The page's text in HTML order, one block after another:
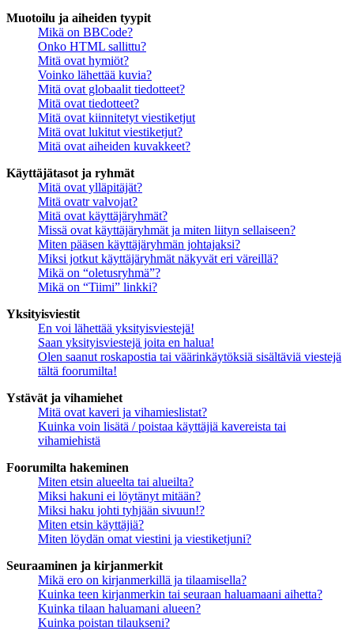
Muotoilu ja aiheiden tyypit
Mikä on BBCode?
Onko HTML sallittu?
Mitä ovat hymiöt?
Voinko lähettää kuvia?
Mitä ovat globaalit tiedotteet?
Mitä ovat tiedotteet?
Mitä ovat kiinnitetyt viestiketjut
Mitä ovat lukitut viestiketjut?
Mitä ovat aiheiden kuvakkeet?
Käyttäjätasot ja ryhmät
Mitä ovat ylläpitäjät?
Mitä ovatr valvojat?
Mitä ovat käyttäjäryhmät?
Missä ovat käyttäjäryhmät ja miten liityn sellaiseen?
Miten pääsen käyttäjäryhmän johtajaksi?
Miksi jotkut käyttäjäryhmät näkyvät eri väreillä?
Mikä on “oletusryhmä”?
Mikä on “Tiimi” linkki?
Yksityisviestit
En voi lähettää yksityisviestejä!
Saan yksityisviestejä joita en halua!
Olen saanut roskapostia tai väärinkäytöksiä sisältäviä viestejä
tältä foorumilta!
Ystävät ja vihamiehet
Mitä ovat kaveri ja vihamieslistat?
Kuinka voin lisätä / poistaa käyttäjiä kavereista tai
vihamiehistä
Foorumilta hakeminen
Miten etsin alueelta tai alueilta?
Miksi hakuni ei löytänyt mitään?
Miksi haku johti tyhjään sivuun!?
Miten etsin käyttäjiä?
Miten löydän omat viestini ja viestiketjuni?
Seuraaminen ja kirjanmerkit
Mikä ero on kirjanmerkillä ja tilaamisella?
Kuinka teen kirjanmerkin tai seuraan haluamaani aihetta?
Kuinka tilaan haluamani alueen?
Kuinka poistan tilaukseni?